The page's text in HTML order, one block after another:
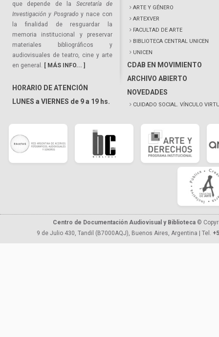
que depende de la Secretaría de
Investigación y Posgrado y nace con
la finalidad de resguardar la
memoria institucional y preservar
materiales bibliográficos y
audiovisuales de teatro, cine y arte
en general. [ MÁS INFO... ]
HORARIO DE ATENCIÓN
LUNES a VIERNES de 9 a 19 hs.
ARTE Y GÉNERO
ARTEXVER
FACULTAD DE ARTE
BIBLIOTECA CENTRAL UNICEN
UNICEN
CDAB EN MOVIMIENTO
ARCHIVO ABIERTO
NOVEDADES
CUIDADO SOCIAL. VÍNCULO
Centro de Documentación Audiovisual y Biblioteca ©
9 de Julio 430, Tandil (B7000AQJ), Buenos Aires, Argentina | Tel.